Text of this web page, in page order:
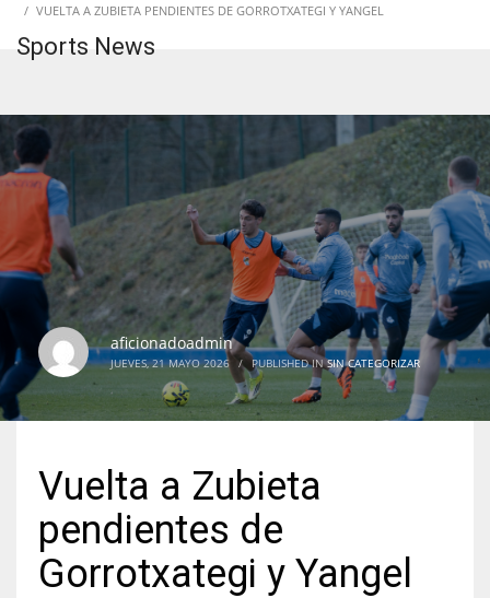
VUELTA A ZUBIETA PENDIENTES DE GORROTXATEGI Y YANGEL
Sports News
aficionadoadmin
JUEVES, 21 MAYO 2026 / PUBLISHED INSIN CATEGORIZAR
Vuelta a Zubieta
pendientes de
Gorrotxategi y Yangel